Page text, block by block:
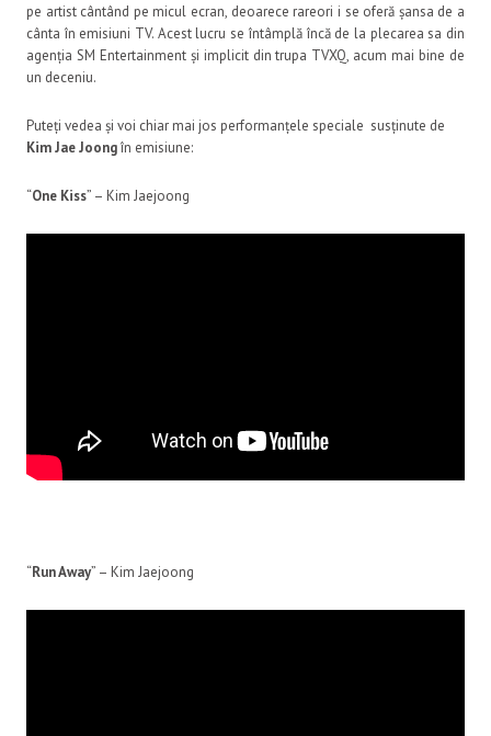
pe artist cântând pe micul ecran, deoarece rareori i se oferă șansa de a
cânta în emisiuni TV. Acest lucru se întâmplă încă de la plecarea sa din
agenția SM Entertainment și implicit din trupa TVXQ, acum mai bine de
un deceniu.
Puteți vedea și voi chiar mai jos performanțele speciale susținute de
Kim Jae Joongîn emisiune:
“One Kiss” – Kim Jaejoong
“Run Away” – Kim Jaejoong